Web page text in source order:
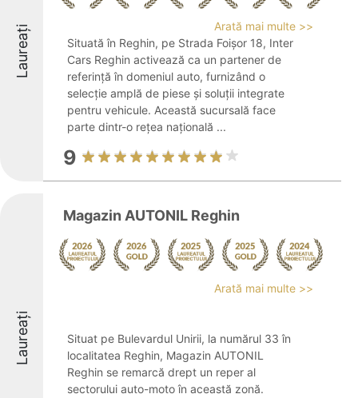
Laureați
Arată mai multe >>
Situată în Reghin, pe Strada Foișor 18, Inter
Cars Reghin activează ca un partener de
referință în domeniul auto, furnizând o
selecție amplă de piese și soluții integrate
pentru vehicule. Această sucursală face
parte dintr-o rețea națională ...
9
Laureați
Magazin AUTONIL Reghin
Arată mai multe >>
Situat pe Bulevardul Unirii, la numărul 33 în
localitatea Reghin, Magazin AUTONIL
Reghin se remarcă drept un reper al
sectorului auto-moto în această zonă.